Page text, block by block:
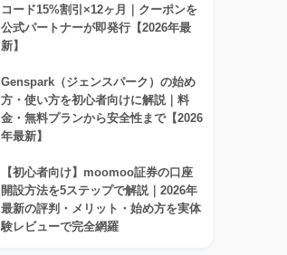
コード15%割引×12ヶ月｜クーポンを
公式パートナーが即発行【2026年最
新】
Genspark（ジェンスパーク）の始め
方・使い方を初心者向けに解説｜料
金・無料プランから安全性まで【2026
年最新】
【初心者向け】moomoo証券の口座
開設方法を5ステップで解説｜2026年
最新の評判・メリット・始め方を実体
験レビューで完全網羅